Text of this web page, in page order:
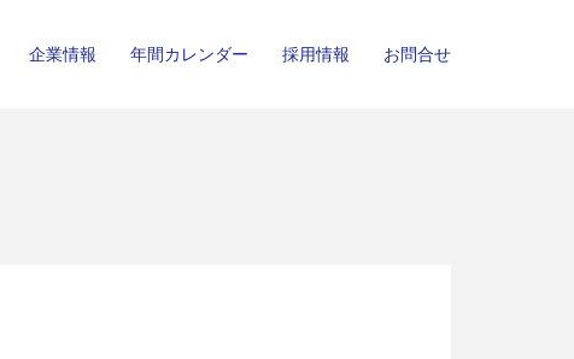
企業情報 年間カレンダー 採用情報 お問合せ